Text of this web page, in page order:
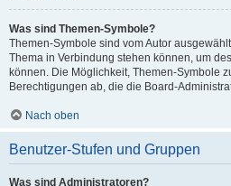
Was sind Themen-Symbole?
Themen-Symbole sind vom Autor
Thema in Verbindung stehen können, um
können. Die Möglichkeit, Themen-Symbole
Berechtigungen ab, die die Board-
Nach oben
Benutzer-Stufen und Gruppen
Was sind Administratoren?